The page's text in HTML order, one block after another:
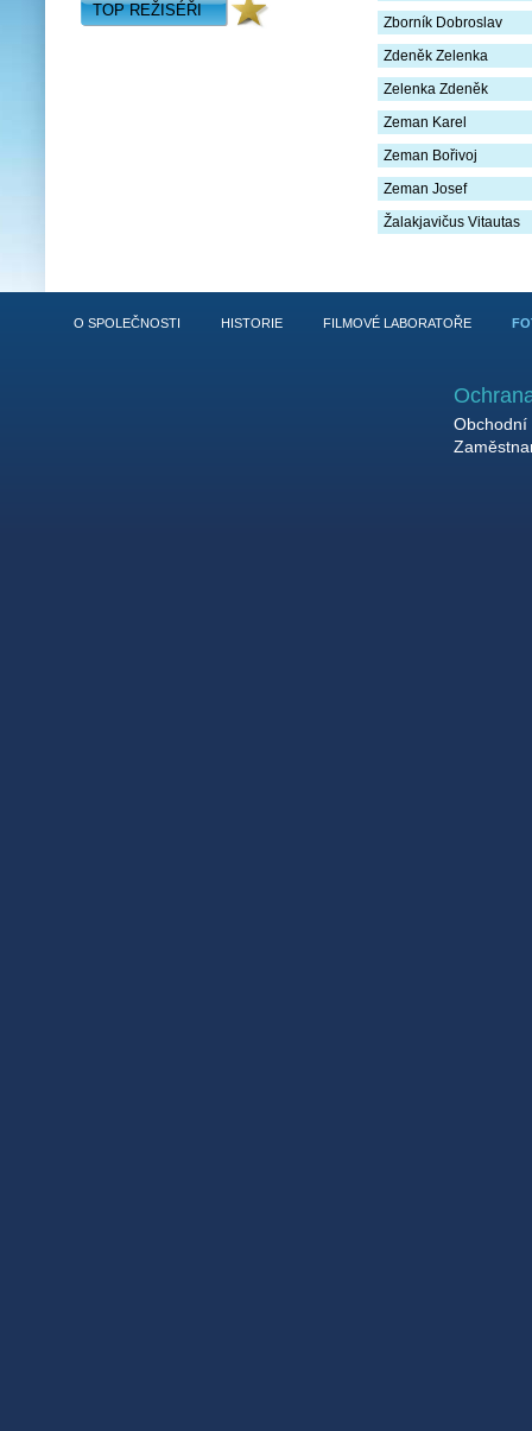
Zborník Dobroslav
Zdeněk Zelenka
Zelenka Zdeněk
Zeman Karel
Zeman Bořivoj
Zeman Josef
Žalakjavičus Vitautas
TOP REŽISÉŘI
O SPOLEČNOSTI HISTORIE FILMOVÉ LABORATOŘE
Obchodní